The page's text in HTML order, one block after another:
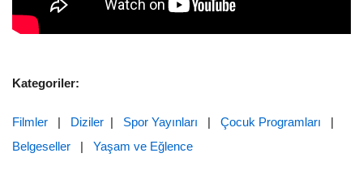
Kategoriler:
Filmler | Diziler | Spor Yayınları | Çocuk Programları |
Belgeseller | Yaşam ve Eğlence